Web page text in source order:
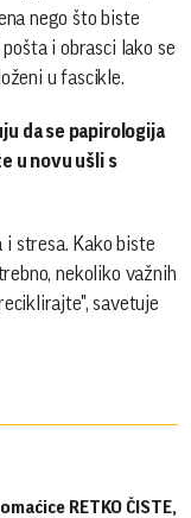
nego što biste
i obrasci lako se
u fascikle.
da se papirologija
u novu ušli s
stresa. Kako biste
nekoliko važnih
savetuje
RETKO ČISTE,